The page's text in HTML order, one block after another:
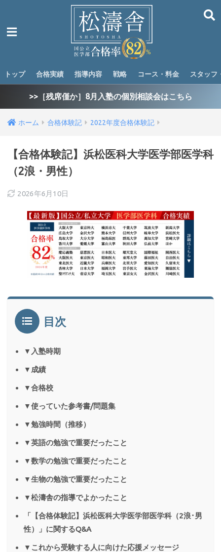
トップ 合格実績 指導内容 戦略 コース・料金 スタッフ
>>［残席僅か］8月入塾の個別相談会はこちら
ホーム 合格体験記 2022年度合格体験記
【合格体験記】浜松医科大学医学部医学科
（2浪・男性）
2026年6月10日
目次
▼入塾時期
▼成績
▼合格校
▼使っていた参考書/問題集
▼勉強時間（推移）
▼英語の勉強で重要だったこと
▼数学の勉強で重要だったこと
▼生物の勉強で重要だったこと
▼松濤舎の指導でよかったこと
「【合格体験記】浜松医科大学医学部医学科（2浪･男
性）」に関するQ&A
▼これから受験する人に向けた応援メッセージ